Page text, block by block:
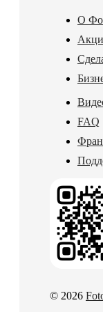
О
FAQ
© 2026